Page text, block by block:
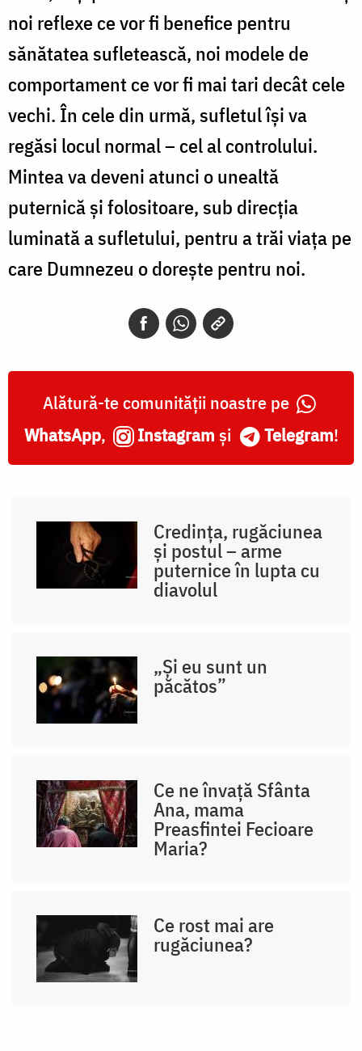
noi reflexe ce vor fi benefice pentru
sănătatea sufletească, noi modele de
comportament ce vor fi mai tari decât cele
vechi. În cele din urmă, sufletul îşi va
regăsi locul normal – cel al controlului.
Mintea va deveni atunci o unealtă
puternică şi folositoare, sub direcţia
luminată a sufletului, pentru a trăi viaţa pe
care Dumnezeu o doreşte pentru noi.
Alătură-te comunității noastre pe
WhatsApp, Instagram și Telegram!
Credința, rugăciunea
și postul – arme
puternice în lupta cu
diavolul
„Și eu sunt un
păcătos”
Ce ne învață Sfânta
Ana, mama
Preasfintei Fecioare
Maria?
Ce rost mai are
rugăciunea?